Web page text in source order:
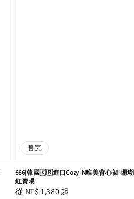
售完
666|韓國🇰🇷進口Cozy-N唯美背心裙-珊瑚
紅賣場
Regular
從 NT$ 1,380 起